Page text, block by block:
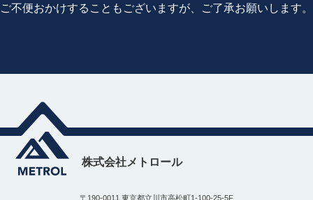
ご不便おかけすることもございますが、ご了承お願いします。
株式会社メトロール
〒190-0011 東京都立川市高松町1-100-25-5F